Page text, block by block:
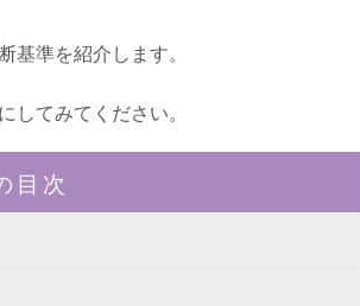
準を紹介します。
てみてください。
目次